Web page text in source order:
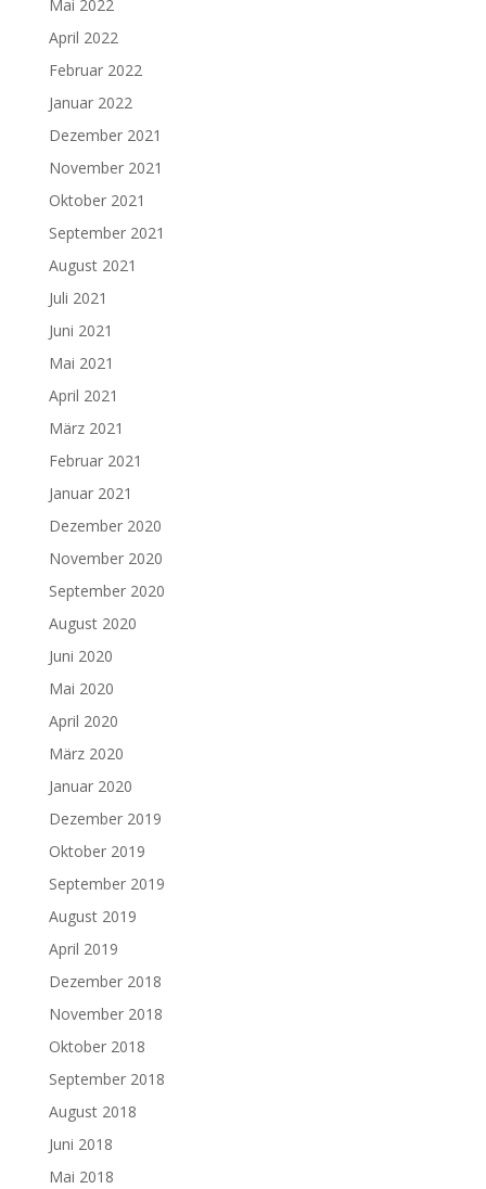
Mai 2022
April 2022
Februar 2022
Januar 2022
Dezember 2021
November 2021
Oktober 2021
September 2021
August 2021
Juli 2021
Juni 2021
Mai 2021
April 2021
März 2021
Februar 2021
Januar 2021
Dezember 2020
November 2020
September 2020
August 2020
Juni 2020
Mai 2020
April 2020
März 2020
Januar 2020
Dezember 2019
Oktober 2019
September 2019
August 2019
April 2019
Dezember 2018
November 2018
Oktober 2018
September 2018
August 2018
Juni 2018
Mai 2018